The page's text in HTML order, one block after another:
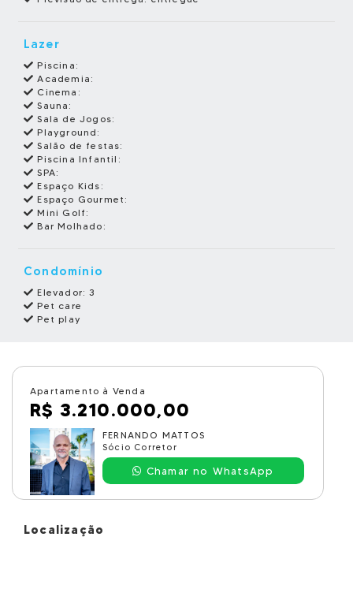
Lazer
Piscina:
Academia:
Cinema:
Sauna:
Sala de Jogos:
Playground:
Salão de festas:
Piscina Infantil:
SPA:
Espaço Kids:
Espaço Gourmet:
Mini Golf:
Bar Molhado:
Condomínio
Elevador: 3
Pet care
Pet play
Apartamento à Venda
R$ 3.210.000,00
FERNANDO MATTOS
Sócio Corretor
Chamar no WhatsApp
Localização